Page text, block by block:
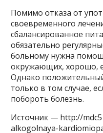
Помимо отказа от
своевременного
сбалансированное
обязательно
больному нужна
окружающих, хорошо,
Однако
только в том случае,
побороть болезнь.
Источник — http://
alkogolnaya-